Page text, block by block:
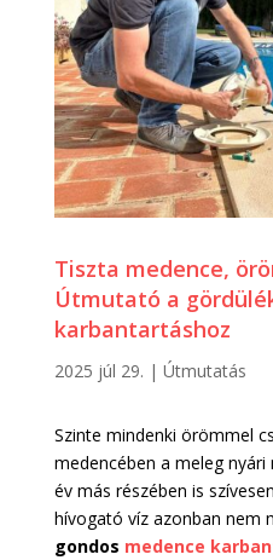
Tiszta medence,
Útmutató a
karbantartáshoz
2025 júl 29. | Útmutatás
Szinte mindenki örömmel
medencében a meleg nyári
év más részében is
hívogató víz azonban nem
gondos medence